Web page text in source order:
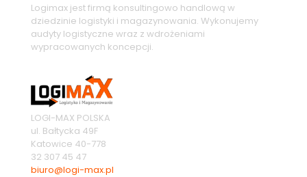
Logimax jest firmą konsultingowo handlową w
dziedzinie logistyki i magazynowania. Wykonujemy
audyty logistyczne wraz z wdrożeniami
wypracowanych koncepcji.
LOGI-MAX POLSKA
ul. Bałtycka 49F
Katowice 40-778
32 307 45 47
biuro@logi-max.pl